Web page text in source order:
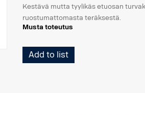
( Ei sisällä valoja )
Kestävä mutta tyylikäs etuosan
ruostumattomasta teräksestä.
Musta toteutus
Kaaren rakenteen ansiosta asennus
käytettävissä ja käsillä, koska
Add to list